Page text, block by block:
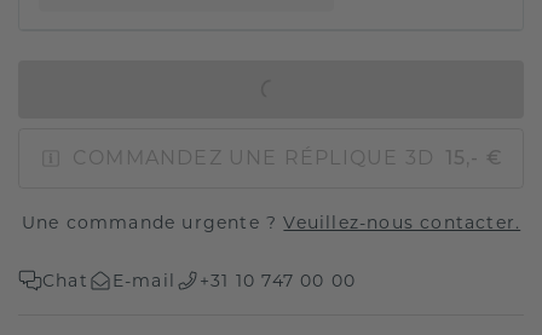
COMMANDEZ UNE RÉPLIQUE 3D 15,- €
Une commande urgente ?Veuillez-nous contacter.
Chat E-mail +31 10 747 00 00